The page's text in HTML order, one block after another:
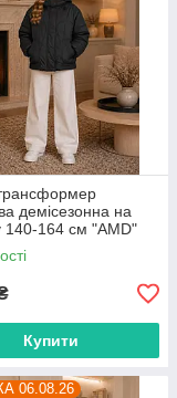
демісезонна на
140-164 см "AMD"
від прямого
Купити
06.08.26